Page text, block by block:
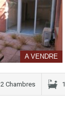
A VENDRE
2 Chambres